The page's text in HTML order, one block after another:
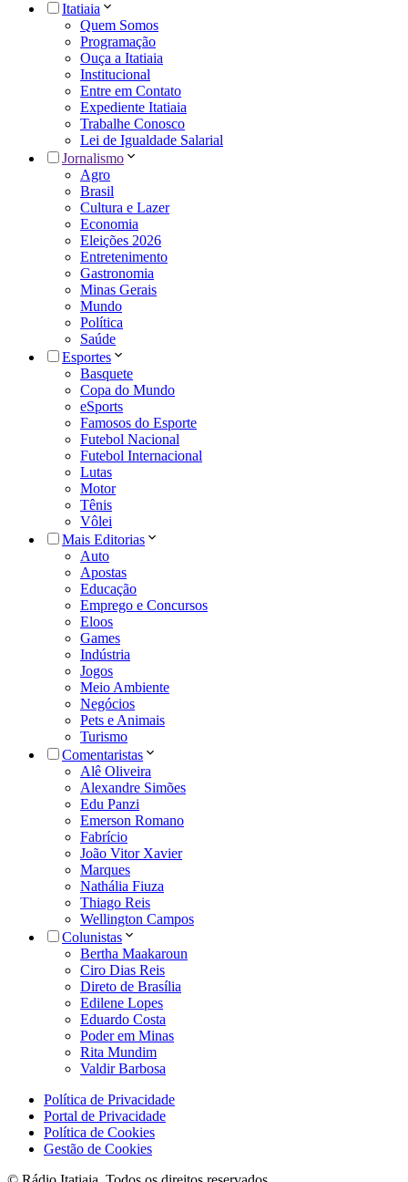
Itatiaia
Quem Somos
Programação
Ouça a Itatiaia
Institucional
Entre em Contato
Expediente Itatiaia
Trabalhe Conosco
Lei de Igualdade Salarial
Jornalismo
Agro
Brasil
Cultura e Lazer
Economia
Eleições 2026
Entretenimento
Gastronomia
Minas Gerais
Mundo
Política
Saúde
Esportes
Basquete
Copa do Mundo
eSports
Famosos do Esporte
Futebol Nacional
Futebol Internacional
Lutas
Motor
Tênis
Vôlei
Mais Editorias
Auto
Apostas
Educação
Emprego e Concursos
Eloos
Games
Indústria
Jogos
Meio Ambiente
Negócios
Pets e Animais
Turismo
Comentaristas
Alê Oliveira
Alexandre Simões
Edu Panzi
Emerson Romano
Fabrício
João Vitor Xavier
Marques
Nathália Fiuza
Thiago Reis
Wellington Campos
Colunistas
Bertha Maakaroun
Ciro Dias Reis
Direto de Brasília
Edilene Lopes
Eduardo Costa
Poder em Minas
Rita Mundim
Valdir Barbosa
Política de Privacidade
Portal de Privacidade
Política de Cookies
Gestão de Cookies